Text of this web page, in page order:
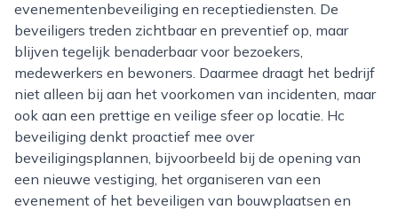
evenementenbeveiliging en receptiediensten. De
beveiligers treden zichtbaar en preventief op, maar
blijven tegelijk benaderbaar voor bezoekers,
medewerkers en bewoners. Daarmee draagt het bedrijf
niet alleen bij aan het voorkomen van incidenten, maar
ook aan een prettige en veilige sfeer op locatie. Hc
beveiliging denkt proactief mee over
beveiligingsplannen, bijvoorbeeld bij de opening van
een nieuwe vestiging, het organiseren van een
evenement of het beveiligen van bouwplaatsen en